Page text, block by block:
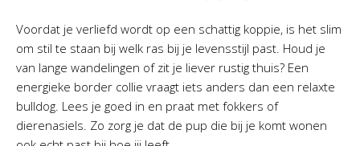
Voordat je verliefd wordt op een schattig koppie, is het slim
om stil te staan bij welk ras bij je levensstijl past. Houd je
van lange wandelingen of zit je liever rustig thuis? Een
energieke border collie vraagt iets anders dan een relaxte
bulldog. Lees je goed in en praat met fokkers of
dierenasiels. Zo zorg je dat de pup die bij je komt wonen